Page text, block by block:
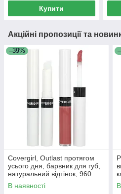
Купити
Акційні пропозиції та
–39%
Covergirl, Outlast протягом
усього дня, барвник для губ,
натуральний відтінок, 960
універсальний, набір із 2
предметів
В наявності